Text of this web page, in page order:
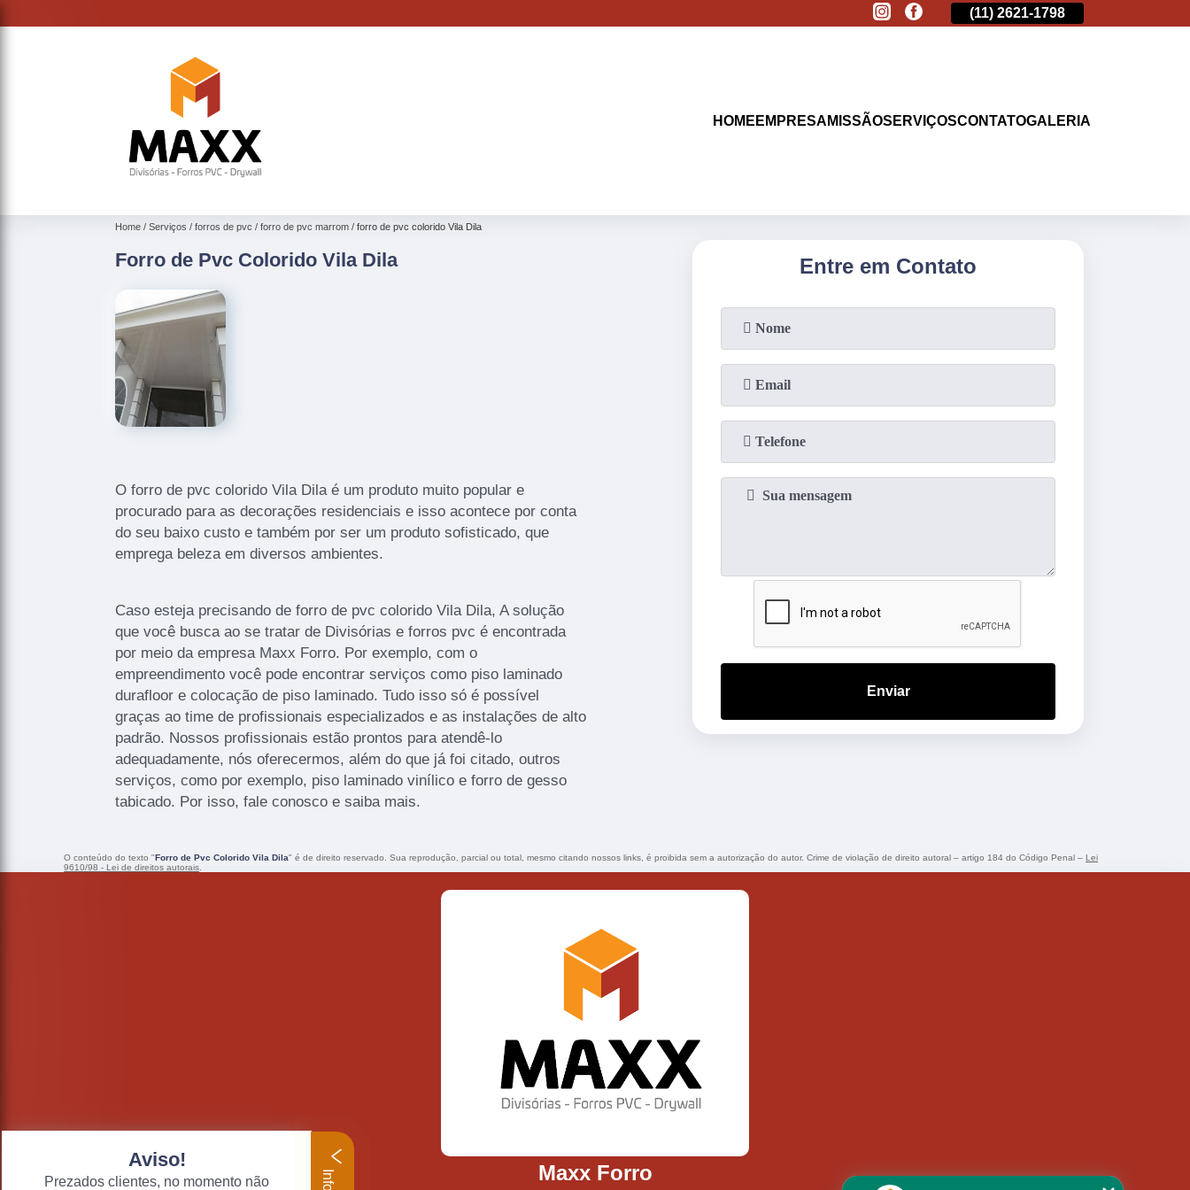
2513-9132 (11) 2621-1798
HOME EMPRESA MISSÃOSERVIÇOSCONTATOGALERIA
Home Serviços forros de pvc forro de pvc marrom forro de pvc colorido Vila Dila
Forro de Pvc Colorido Vila Dila
O forro de pvc colorido Vila Dila é um produto muito popular e
procurado para as decorações residenciais e isso acontece por conta
do seu baixo custo e também por ser um produto sofisticado, que
emprega beleza em diversos ambientes.
Caso esteja precisando de forro de pvc colorido Vila Dila, A solução
que você busca ao se tratar de Divisórias e forros pvc é encontrada
por meio da empresa Maxx Forro. Por exemplo, com o
empreendimento você pode encontrar serviços como piso laminado
durafloor e colocação de piso laminado. Tudo isso só é possível
graças ao time de profissionais especializados e as instalações de alto
padrão. Nossos profissionais estão prontos para atendê-lo
adequadamente, nós oferecermos, além do que já foi citado, outros
serviços, como por exemplo, piso laminado vinílico e forro de gesso
tabicado. Por isso, fale conosco e saiba mais.
Entre em Contato
Enviar
O conteúdo do texto "Forro de Pvc Colorido Vila Dila" é de direito reservado. Sua reprodução, parcial ou total, mesmo citando nossos links, é proibida sem a autorização do autor. Crime de violação de direito autoral – artigo 184 do Código Penal – Lei
9610/98 - Lei de direitos autorais
Maxx Forro
Aviso!
Prezados clientes, no momento não